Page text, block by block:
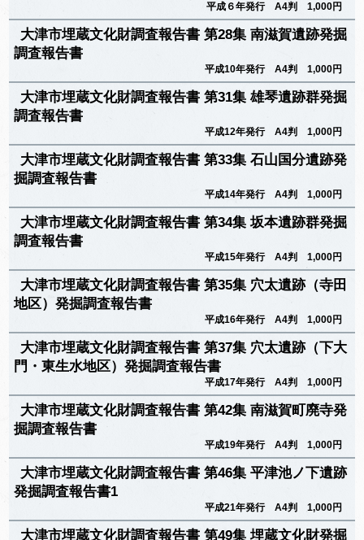
平成６年発行 A4判 1,000円
大津市埋蔵文化財調査報告書 第28集 南滋賀遺跡発掘
調査報告書
平成10年発行 A4判 1,000円
大津市埋蔵文化財調査報告書 第31集 雄琴遺跡群発掘
調査報告書
平成12年発行 A4判 1,000円
大津市埋蔵文化財調査報告書 第33集 石山国分遺跡発
掘調査報告書
平成14年発行 A4判 1,000円
大津市埋蔵文化財調査報告書 第34集 坂本遺跡群発掘
調査報告書
平成15年発行 A4判 1,000円
大津市埋蔵文化財調査報告書 第35集 穴太遺跡（寺田
地区）発掘調査報告書
平成16年発行 A4判 1,000円
大津市埋蔵文化財調査報告書 第37集 穴太遺跡（下大
門・東生水地区）発掘調査報告書
平成17年発行 A4判 1,000円
大津市埋蔵文化財調査報告書 第42集 南滋賀町廃寺発
掘調査報告書
平成19年発行 A4判 1,000円
大津市埋蔵文化財調査報告書 第46集 平津池ノ下遺跡
発掘調査報告書1
平成21年発行 A4判 1,000円
大津市埋蔵文化財調査報告書 第49集 埋蔵文化財発掘